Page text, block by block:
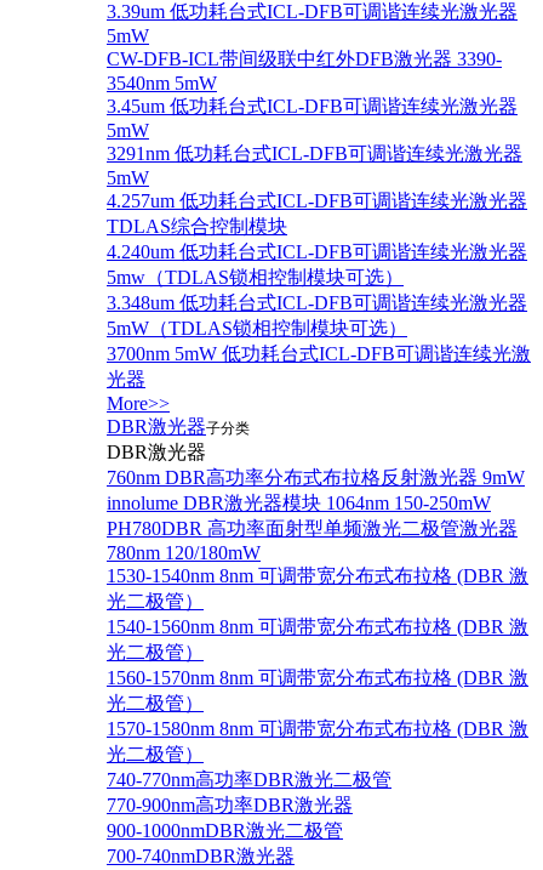
3.39um 低功耗台式ICL-DFB可调谐连续光激光器
5mW
CW-DFB-ICL带间级联中红外DFB激光器 3390-
3540nm 5mW
3.45um 低功耗台式ICL-DFB可调谐连续光激光器
5mW
3291nm 低功耗台式ICL-DFB可调谐连续光激光器
5mW
4.257um 低功耗台式ICL-DFB可调谐连续光激光器
TDLAS综合控制模块
4.240um 低功耗台式ICL-DFB可调谐连续光激光器
5mw（TDLAS锁相控制模块可选）
3.348um 低功耗台式ICL-DFB可调谐连续光激光器
5mW（TDLAS锁相控制模块可选）
3700nm 5mW 低功耗台式ICL-DFB可调谐连续光激
光器
More>>
DBR激光器子分类
DBR激光器
760nm DBR高功率分布式布拉格反射激光器 9mW
innolume DBR激光器模块 1064nm 150-250mW
PH780DBR 高功率面射型单频激光二极管激光器
780nm 120/180mW
1530-1540nm 8nm 可调带宽分布式布拉格 (DBR 激
光二极管）
1540-1560nm 8nm 可调带宽分布式布拉格 (DBR 激
光二极管）
1560-1570nm 8nm 可调带宽分布式布拉格 (DBR 激
光二极管）
1570-1580nm 8nm 可调带宽分布式布拉格 (DBR 激
光二极管）
740-770nm高功率DBR激光二极管
770-900nm高功率DBR激光器
900-1000nmDBR激光二极管
700-740nmDBR激光器